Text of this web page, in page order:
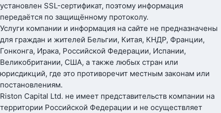
установлен SSL-сертификат, поэтому информация
передаётся по защищённому протоколу.
Услуги компании и информация на сайте не предназначены
для граждан и жителей Бельгии, Китая, КНДР, Франции,
Гонконга, Ирака, Российской Федерации, Испании,
Великобритании, США, а также любых стран или
юрисдикций, где это противоречит местным законам или
постановлениям.
Riston Capital Ltd. не имеет представительств компании на
территории Российской Федерации и не осуществляет